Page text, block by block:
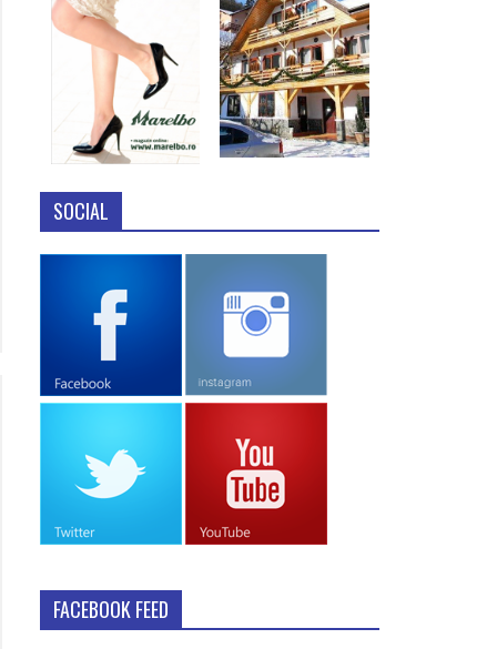
SOCIAL
FACEBOOK FEED